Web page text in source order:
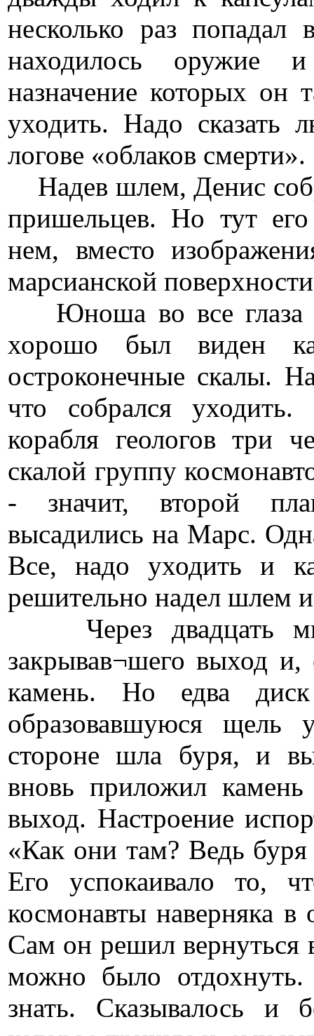
несколько раз
находилось оружие
назначение которых
уходить. Надо сказать
логове «облаков смерти».
Надев шлем, Денис
пришельцев. Но тут
нем, вместо
марсианской
Юноша во все глаза
хорошо был виден
остроконечные скалы.
что собрался
корабля геологов три
скалой группу
- значит, второй
высадились на Марс.
Все, надо уходить и
решительно надел шлем
Через двадцать
закрывав¬шего выход
камень. Но едва
образовавшуюся щель
стороне шла буря, и
вновь приложил
выход. Настроение
«Как они там? Ведь
Его успокаивало то,
космонавты наверняка
Сам он решил вернуться
можно было отдохнуть.
знать. Сказывалось и